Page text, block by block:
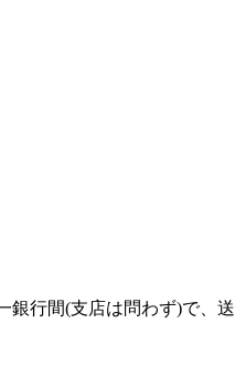
行間(支店は問わず)で、